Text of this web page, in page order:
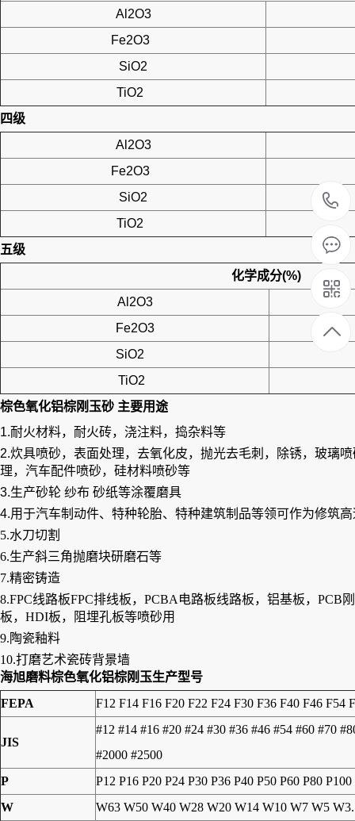
Al2O3
Fe2O3
SiO2
TiO2
四级
Al2O3
Fe2O3
SiO2
TiO2
五级
化学成分(%)
Al2O3
Fe2O3
SiO2
TiO2
棕色氧化铝棕刚玉砂 主要用途
1.耐火材料，耐火砖，浇注料，捣杂料等
2.炊具喷砂，表面处理，去氧化皮，抛光去毛刺，除锈，玻璃
理，汽车配件喷砂，硅材料喷砂等
3.生产砂轮 纱布 砂纸等涂覆磨具
4.用于汽车制动件、特种轮胎、特种建筑制品等领可作为修筑
5.水刀切割
6.生产斜三角抛磨块研磨石等
7.精密铸造
8.FPC线路板FPC排线板，PCBA电路板线路板，铝基板，
板，HDI板，阻埋孔板等喷砂用
9.陶瓷釉料
10.打磨艺术瓷砖背景墙
海旭磨料棕色氧化铝棕刚玉生产型号
FEPA
F12 F14 F16 F20 F22 F24 F30 F36 F40 F46 F54
JIS
#12 #14 #16 #20 #24 #30 #36 #46 #54 #60 #70
#2000 #2500
P
P12 P16 P20 P24 P30 P36 P40 P50 P60 P80
W
W63 W50 W40 W28 W20 W14 W10 W7 W5